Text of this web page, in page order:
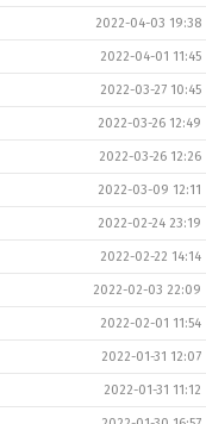
2022-04-03 19:38
2022-04-01 11:45
2022-03-27 10:45
2022-03-26 12:49
2022-03-26 12:26
2022-03-09 12:11
2022-02-24 23:19
2022-02-22 14:14
2022-02-03 22:09
2022-02-01 11:54
2022-01-31 12:07
2022-01-31 11:12